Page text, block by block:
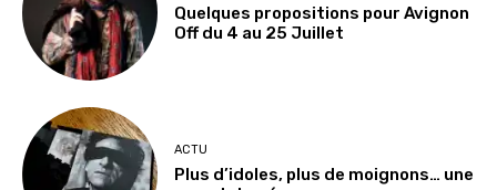
Quelques propositions pour Avignon
Off du 4 au 25 Juillet
ACTU
Plus d’idoles, plus de moignons… une